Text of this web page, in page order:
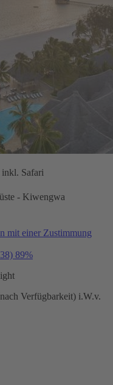
Safari
- Kiwengwa
mit einer Zustimmung
89%
Verfügbarkeit) i.W.v.